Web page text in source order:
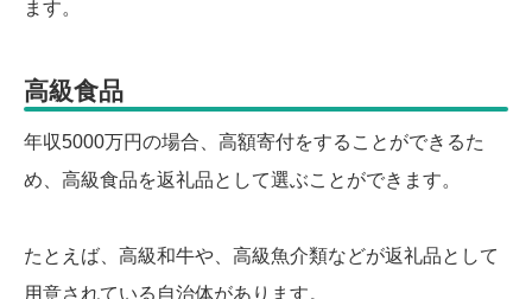
ます。
高級食品
年収5000万円の場合、高額寄付をすることができるた
め、高級食品を返礼品として選ぶことができます。
たとえば、高級和牛や、高級魚介類などが返礼品として
用意されている自治体があります。